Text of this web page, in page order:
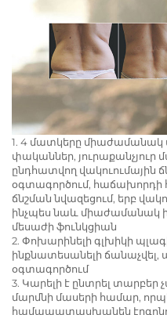
1. 4 մատկերը միաժամանակ
փականներ, յուրաքանչյուր
ընդհատվող վակուումային
օգտագործում, հաճախորդի
ճնշման նվազեցում, երբ
ինչպես նաև միաժամանակ
մեսաժի ֆունկցիան
2. Փոխարինելի գլխիկի
ինքնատեսանելի ճանաչվել,
օգտագործում
3. Կարելի է ընտրել
մարմնի մասերի համար,
համապատասխանեն